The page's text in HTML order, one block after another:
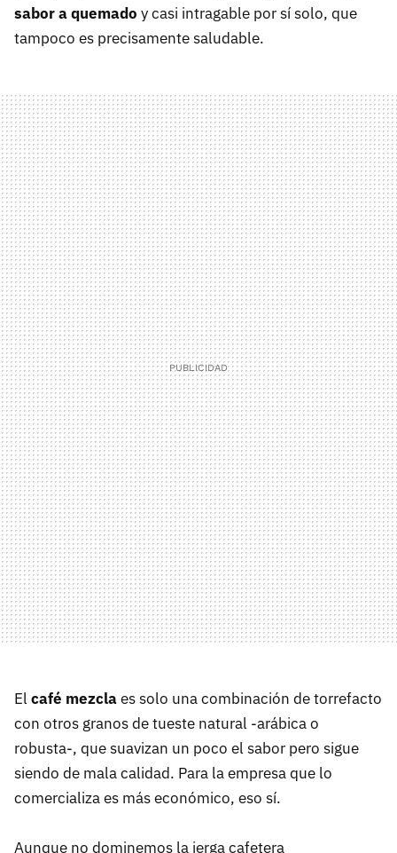
sabor a quemado y casi intragable por sí solo, que
tampoco es precisamente saludable.
El café mezclaes solo una combinación de torrefacto
con otros granos de tueste natural -arábica o
robusta-, que suavizan un poco el sabor pero sigue
siendo de mala calidad. Para la empresa que lo
comercializa es más económico, eso sí.
Aunque no dominemos la jerga cafetera